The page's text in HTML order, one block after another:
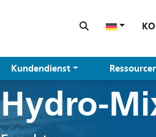
Kundendienst
Hydro-